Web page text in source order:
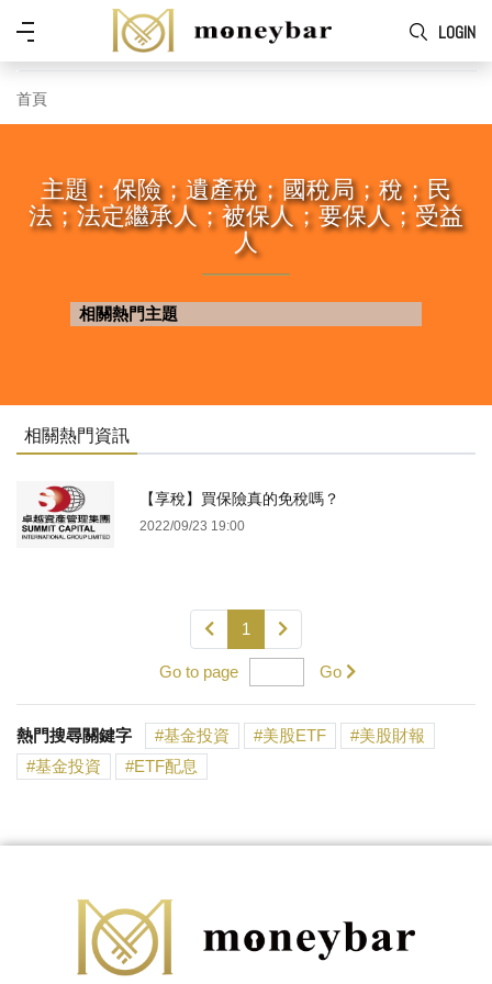
Skip to main content
LOGIN
功
首頁
主題：保險；遺產稅；國稅局；稅；民
法；法定繼承人；被保人；要保人；受益
人
相關熱門主題
相關熱門資訊
【享稅】買保險真的免稅嗎？
2022/09/23 19:00
1
Go to page Go
熱門搜尋關鍵字 基金投資 美股ETF
美股財報
基金投資
ETF配息